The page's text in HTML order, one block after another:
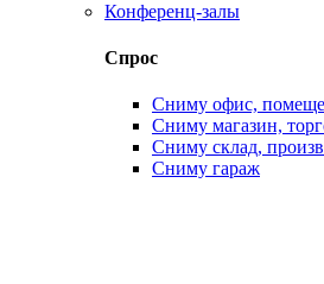
Конференц-залы
Спрос
Сниму офис,
Сниму магазин,
Сниму склад,
Сниму гараж